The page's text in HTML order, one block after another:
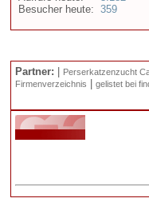
Besucher heute: 359
Partner: Perserkatzenzucht
Firmenverzeichnis
gelistet bei